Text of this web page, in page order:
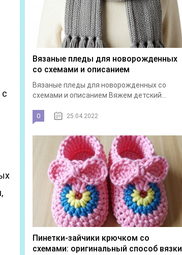
Вязаные пледы для новорожденных
со схемами и описанием
Вязаные пледы для новорожденных со
схемами и описанием Вяжем детский...
0 25.04.2022
Пинетки-зайчики крючком со
схемами: оригинальный способ вязки